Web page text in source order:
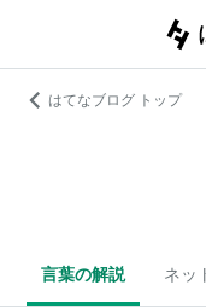
はてなブログ トップ
言葉の解説 ネッ